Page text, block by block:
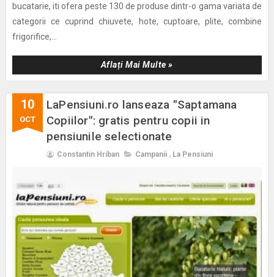
bucatarie, iti ofera peste 130 de produse dintr-o gama variata de
categorii ce cuprind chiuvete, hote, cuptoare, plite, combine
frigorifice,...
Aflați Mai Multe »
10
OCT
LaPensiuni.ro lanseaza "Saptamana
Copiilor": gratis pentru copii in
pensiunile selectionate
Constantin Hriban Campanii , La Pensiuni